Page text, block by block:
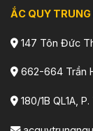
ẮC QUY TRUNG
147 Tôn Đức
662-664 Trần
180/1B QL1A,